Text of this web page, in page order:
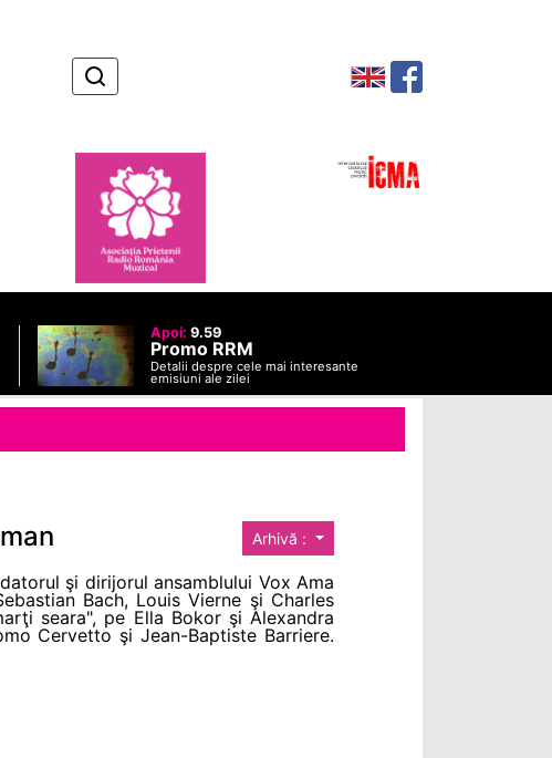
Apoi: 9.59
Promo RRM
Detalii despre cele mai interesante
emisiuni ale zilei
Arhivă :
şi dirijorul ansamblului Vox Ama
Bach, Louis Vierne şi Charles
seara", pe Ella Bokor şi Alexandra
Cervetto şi Jean-Baptiste Barriere.